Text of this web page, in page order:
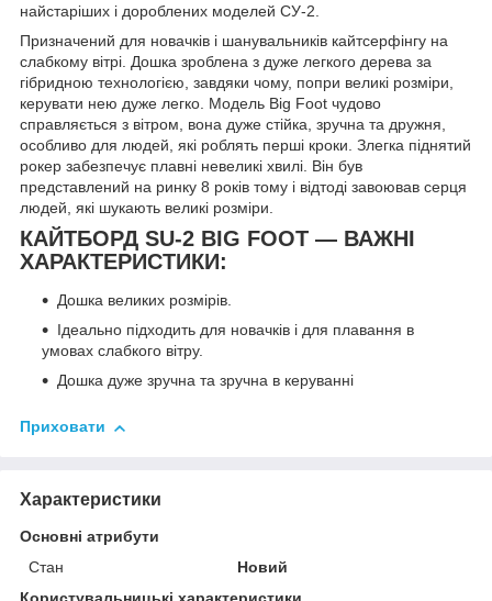
найстаріших і дороблених моделей СУ-2.
Призначений для новачків і шанувальників кайтсерфінгу на
слабкому вітрі. Дошка зроблена з дуже легкого дерева за
гібридною технологією, завдяки чому, попри великі розміри,
керувати нею дуже легко. Модель Big Foot чудово
справляється з вітром, вона дуже стійка, зручна та дружня,
особливо для людей, які роблять перші кроки. Злегка піднятий
рокер забезпечує плавні невеликі хвилі. Він був
представлений на ринку 8 років тому і відтоді завоював серця
людей, які шукають великі розміри.
КАЙТБОРД SU-2 BIG FOOT — ВАЖНІ
ХАРАКТЕРИСТИКИ:
Дошка великих розмірів.
Ідеально підходить для новачків і для плавання в
умовах слабкого вітру.
Дошка дуже зручна та зручна в керуванні
Приховати
Характеристики
Основні атрибути
Стан
Новий
Користувальницькі характеристики